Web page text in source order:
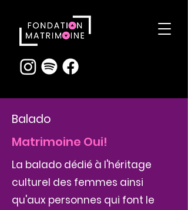
Balado
Matrimoine Oui!
La balado dédié à l'héritage
culturel des femmes ainsi
qu'aux personnes qui font le